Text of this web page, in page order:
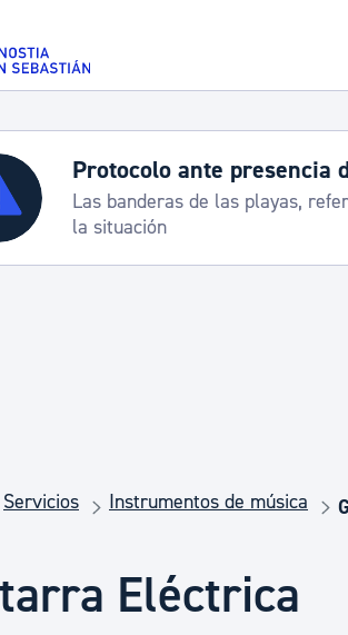
principal
Padrón y asuntos personales
Seguridad ciudadana y emergencias
Salud Pública, animales y consumo
Protocolo ante presencia
Las banderas de las playas,
la situación
Servicios Instrumentos de música
Eléctrica